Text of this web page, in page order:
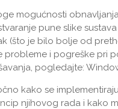
mogućnosti
pune slike
(što je bilo bolje od
probleme i pogreške pri
pogledajte:
kako se
njihovog rada i kako